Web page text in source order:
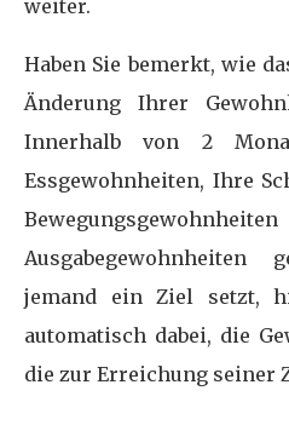
weiter.
Haben Sie bemerkt, wie
Änderung Ihrer
Innerhalb von 2
Essgewohnheiten, Ihre
jemand ein Ziel setzt,
automatisch dabei, die
die zur Erreichung seiner